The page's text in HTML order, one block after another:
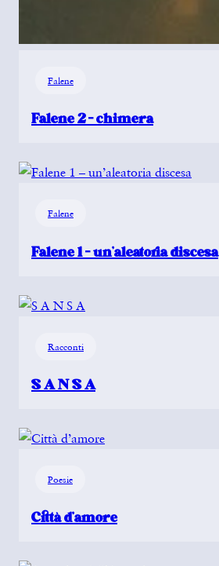
Falene
Falene 2 – chimera
Falene
Falene 1 – un’aleatoria discesa
Racconti
S A N S A
Poesie
Città d’amore